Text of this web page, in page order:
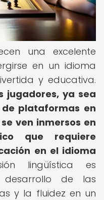
una excelente
en un idioma
y educativa.
jugadores, ya sea
plataformas en
ven inmersos en
que requiere
en el idioma
lingüística es
de las
y la fluidez en un